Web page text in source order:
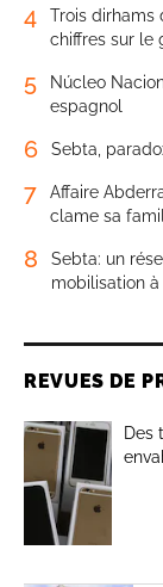
4
Trois dirhams
chiffres sur le
5
Núcleo
espagnol
6 Sebta,
7
Affaire
clame sa
8
Sebta: un
mobilisation
REVUES DE
Des